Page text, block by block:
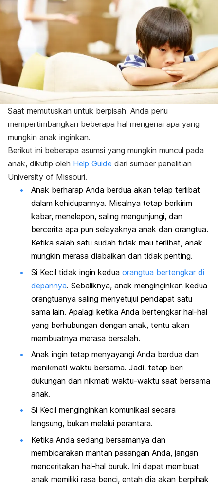
Saat memutuskan untuk berpisah, Anda perlu
mempertimbangkan beberapa hal mengenai apa yang
mungkin anak inginkan.
Berikut ini beberapa asumsi yang mungkin muncul pada
anak, dikutip oleh Help Guide dari sumber penelitian
University of Missouri.
Anak berharap Anda berdua akan tetap terlibat
dalam kehidupannya. Misalnya tetap berkirim
kabar, menelepon, saling mengunjungi, dan
bercerita apa pun selayaknya anak dan orangtua.
Ketika salah satu sudah tidak mau terlibat, anak
mungkin merasa diabaikan dan tidak penting.
Si Kecil tidak ingin kedua orangtua bertengkar di
depannya. Sebaliknya, anak menginginkan kedua
orangtuanya saling menyetujui pendapat satu
sama lain. Apalagi ketika Anda bertengkar hal-hal
yang berhubungan dengan anak, tentu akan
membuatnya merasa bersalah.
Anak ingin tetap menyayangi Anda berdua dan
menikmati waktu bersama. Jadi, tetap beri
dukungan dan nikmati waktu-waktu saat bersama
anak.
Si Kecil menginginkan komunikasi secara
langsung, bukan melalui perantara.
Ketika Anda sedang bersamanya dan
membicarakan mantan pasangan Anda, jangan
menceritakan hal-hal buruk. Ini dapat membuat
anak memiliki rasa benci, entah dia akan berpihak